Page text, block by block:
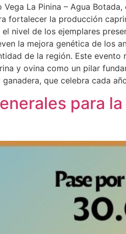
La Pinina – Agua
fortalecer la producción
nivel de los ejemplares
la mejora genética de los
de la región. Este
y ovina como un pilar
que celebra cada
para